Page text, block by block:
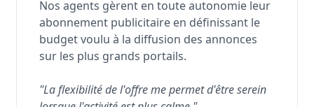
Nos agents gèrent en toute autonomie leur
abonnement publicitaire en définissant le
budget voulu à la diffusion des annonces
sur les plus grands portails.
"La flexibilité de l'offre me permet d'être serein